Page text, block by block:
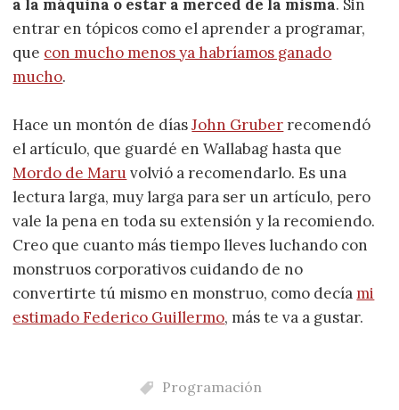
a la máquina o estar a merced de la misma. Sin
entrar en tópicos como el aprender a programar,
que con mucho menos ya habríamos ganado
mucho.
Hace un montón de díasJohn Gruber recomendó
el artículo, que guardé en Wallabag hasta que
Mordo de Maruvolvió a recomendarlo. Es una
lectura larga, muy larga para ser un artículo, pero
vale la pena en toda su extensión y la recomiendo.
Creo que cuanto más tiempo lleves luchando con
monstruos corporativos cuidando de no
convertirte tú mismo en monstruo, como decíami
estimado Federico Guillermo, más te va a gustar.
Programación